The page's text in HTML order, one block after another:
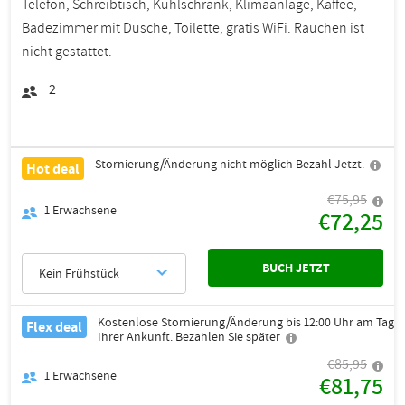
Telefon, Schreibtisch, Kühlschrank, Klimaanlage, Kaffee,
Badezimmer mit Dusche, Toilette, gratis WiFi. Rauchen ist
nicht gestattet.
2
Hot deal Stornierung/Änderung nicht möglich Bezahl Jetzt.
1 Erwachsene
€75,95
€72,25
Kein Frühstück BUCH JETZT
Flex deal
Kostenlose Stornierung/Änderung bis 12:00 Uhr am Tag
Ihrer Ankunft. Bezahlen Sie später
1 Erwachsene
€85,95
€81,75